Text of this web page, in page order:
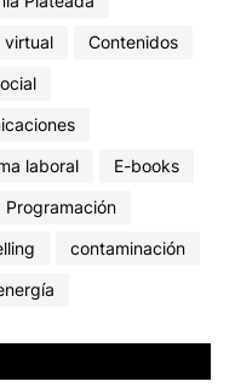
virtual
Contenidos
laboral
E-books
Programación
contaminación